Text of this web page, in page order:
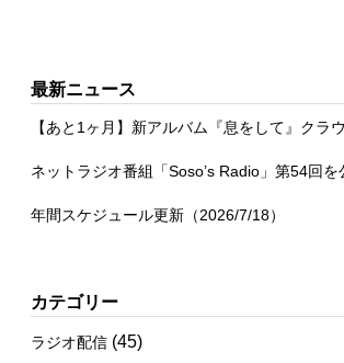
最新ニュース
ネットラジオ番組「Soso’s Radio」第54回を
年間スケジュール更新（2026/7/18）
カテゴリー
ラジオ配信 (45)